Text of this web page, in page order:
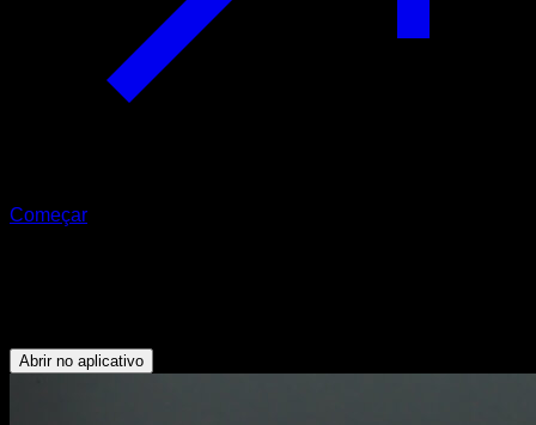
Começar
Abrir no aplicativo